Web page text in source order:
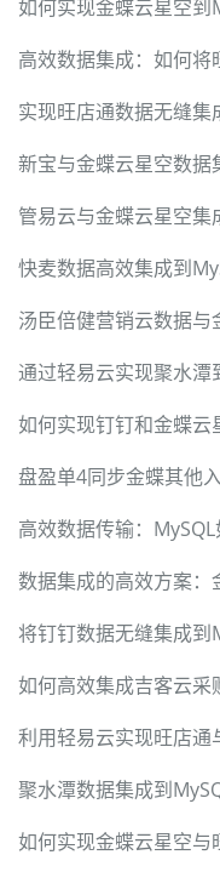
如何实现金蝶云星空到
高效数据集成：如何
实现旺店通数据无缝
新宝与金蝶云星空数据
快麦数据高效集成到
汤臣倍健营销云数据
通过轻易云实现聚水潭
如何实现钉钉和金蝶
盘盈单4同步金蝶其他
高效数据传输：
数据集成的高效方案
将钉钉数据无缝集成到
如何高效集成吉客云采
利用轻易云实现旺店
聚水潭数据集成到
如何实现金蝶云星空